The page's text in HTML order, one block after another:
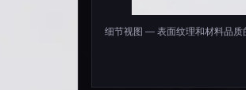
细节视图 — 表面纹理和材料品质